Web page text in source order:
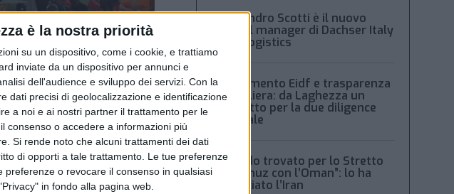
è la nostra priorità
su un dispositivo, come i cookie, e trattiamo
inviate da un dispositivo per annunci e
dell'audience e sviluppo dei servizi. Con la
dati precisi di geolocalizzazione e identificazione
a noi e ai nostri partner il trattamento per le
consenso o accedere a informazioni più
Si rende noto che alcuni trattamenti dei dati
di opporti a tale trattamento. Le tue preferenze
o revocare il consenso in qualsiasi
in fondo alla pagina web.
per la logistica Guess nel
Alessandro Scotti è il nuovo
general manager di Dachser Italy
Food Logistics
Regolamento Eidf e trasparenza
della filiera: da Laghezza un
pacchetto per la due diligence
aziendale
“Accordo trovato per lo Stretto
di Hormuz con l’Oman”: lo ha
annunciato l’Iran